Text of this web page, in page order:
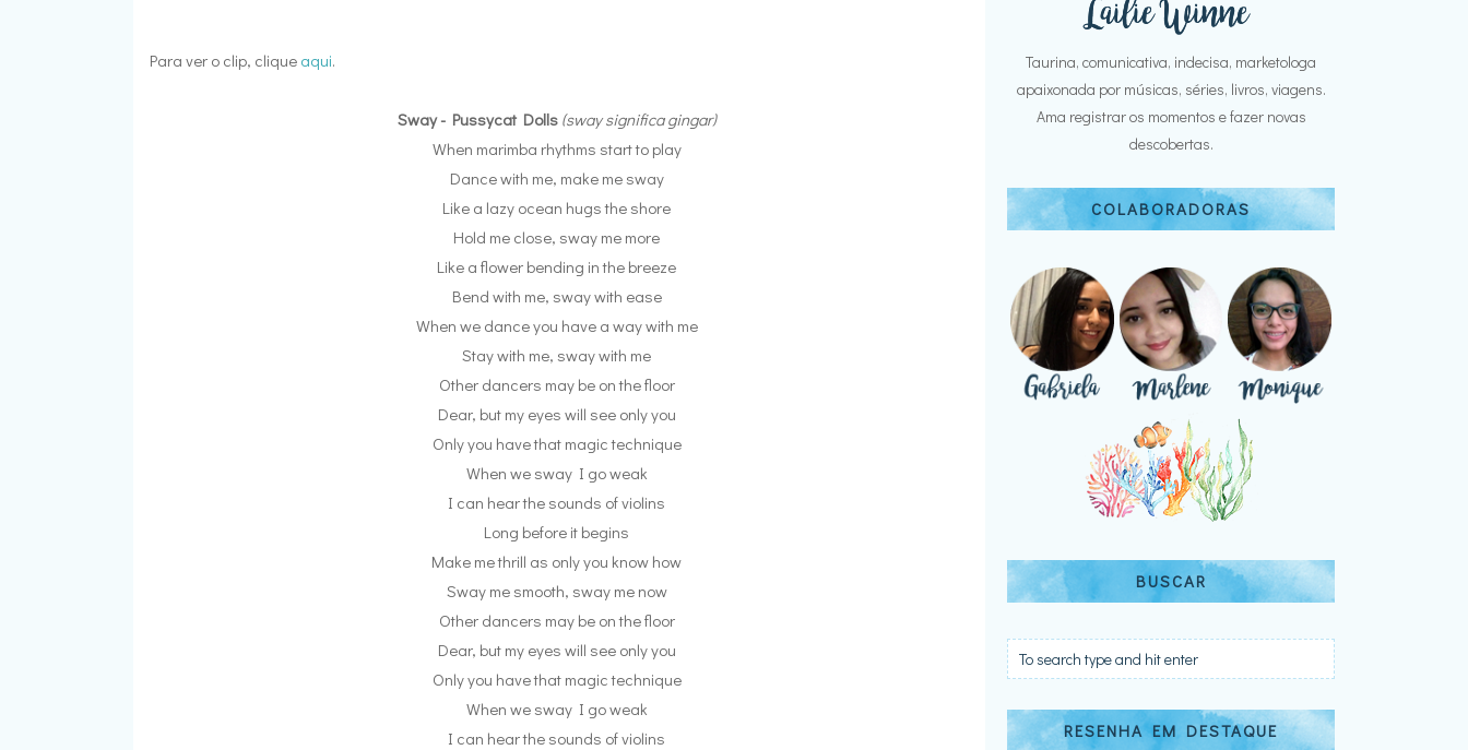
Para ver o clip, clique aqui.
Sway - Pussycat Dolls(sway significa gingar)
When marimba rhythms start to play
Dance with me, make me sway
Like a lazy ocean hugs the shore
Hold me close, sway me more
Like a flower bending in the breeze
Bend with me, sway with ease
When we dance you have a way with me
Stay with me, sway with me
Other dancers may be on the floor
Dear, but my eyes will see only you
Only you have that magic technique
When we sway I go weak
I can hear the sounds of violins
Long before it begins
Make me thrill as only you know how
Sway me smooth, sway me now
Other dancers may be on the floor
Dear, but my eyes will see only you
Only you have that magic technique
When we sway I go weak
I can hear the sounds of violins
Taurina, comunicativa, indecisa, marketologa
apaixonada por músicas, séries, livros, viagens.
Ama registrar os momentos e fazer novas
descobertas.
COLABORADORAS
BUSCAR
RESENHA EM DESTAQUE